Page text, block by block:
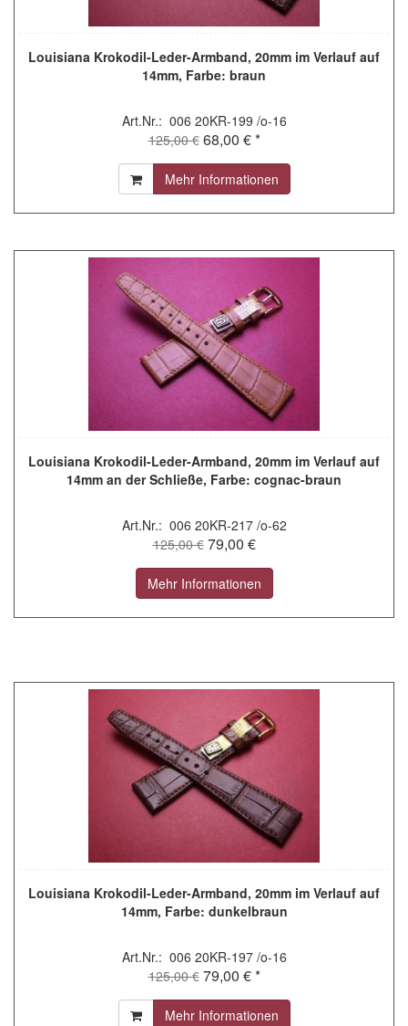
Louisiana Krokodil-Leder-Armband, 20mm im Verlauf auf
14mm, Farbe: braun
Art.Nr.: 006 20KR-199 /o-16
125,00 € 68,00 € *
Mehr Informationen
Louisiana Krokodil-Leder-Armband, 20mm im Verlauf auf
14mm an der Schließe, Farbe: cognac-braun
Art.Nr.: 006 20KR-217 /o-62
125,00 € 79,00 €
Mehr Informationen
Louisiana Krokodil-Leder-Armband, 20mm im Verlauf auf
14mm, Farbe: dunkelbraun
Art.Nr.: 006 20KR-197 /o-16
125,00 € 79,00 € *
Mehr Informationen